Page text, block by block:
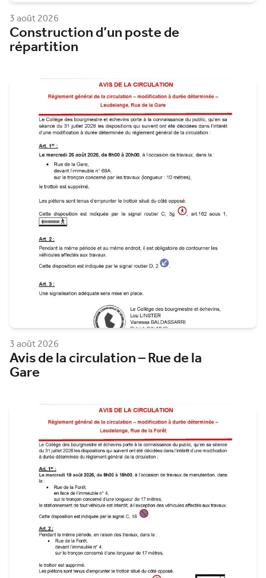
3 août 2026
Construction d’un poste de
répartition
3 août 2026
Avis de la circulation – Rue de la
Gare